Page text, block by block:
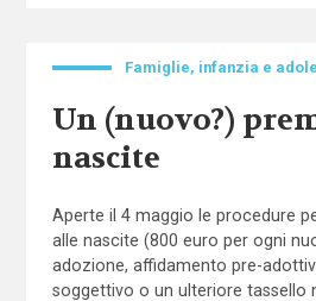
Famiglie, infanzia e
Un (nuovo?)
nascite
Aperte il 4 maggio le procedure
alle nascite (800 euro per ogni
adozione, affidamento pre-
soggettivo o un ulteriore tassello